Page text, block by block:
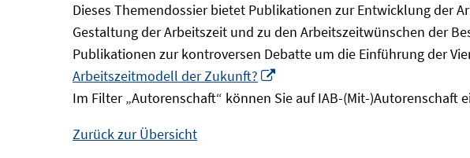
Dieses Themendossier bietet Publikationen zur Entwicklung der
Gestaltung der Arbeitszeit und zu den Arbeitszeitwünschen der
Publikationen zur kontroversen Debatte um die Einführung der
Arbeitszeitmodell der Zukunft?
neuem
Im Filter „Autorenschaft“ können Sie auf IAB-(Mit-)Autorenschaft
Zurück zur Übersicht